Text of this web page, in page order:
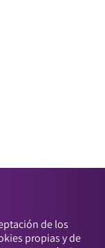
de los
propias y de